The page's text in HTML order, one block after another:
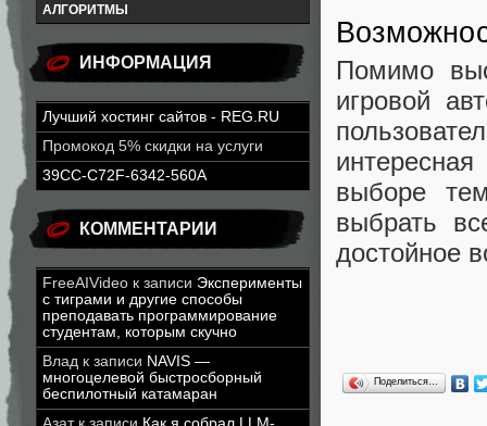
АЛГОРИТМЫ
ИНФОРМАЦИЯ
Лучший хостинг сайтов - REG.RU
Промокод 5% скидки на услуги
39CC-C72F-6342-560A
КОММЕНТАРИИ
FreeAIVideo к записи Эксперименты
с тиграми и другие способы
преподавать программирование
студентам, которым скучно
Влад к записи NAVIS —
многоцелевой быстросборный
беспилотный катамаран
Помимо
игровой
выборе
выбрать
достойное
Поделиться…